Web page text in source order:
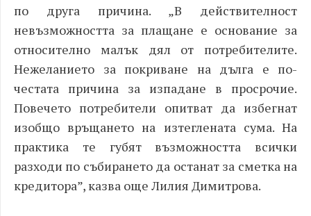
по друга причина. „В действителност
невъзможността за плащане е основание за
относително малък дял от потребителите.
Нежеланието за покриване на дълга е по-
честата причина за изпадане в просрочие.
Повечето потребители опитват да избегнат
изобщо връщането на изтеглената сума. На
практика те губят възможността всички
разходи по събирането да останат за сметка на
кредитора”, казва още Лилия Димитрова.